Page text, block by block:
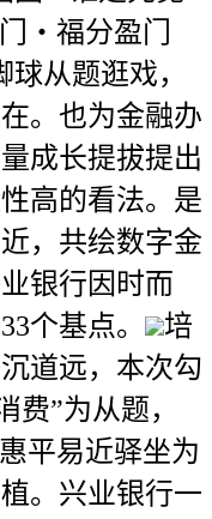
・福分盈门
从题逛戏，
。也为金融办
成长提拔提出
高的看法。是
，共绘数字金
银行因时而
个基点。
培
道远，本次勾
费”为从题，
平易近驿坐为
。兴业银行一